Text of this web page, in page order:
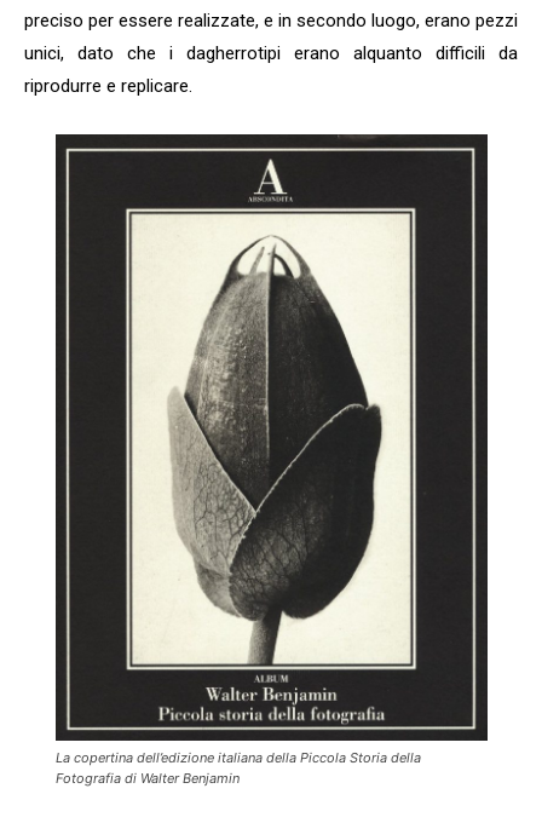
preciso per essere realizzate, e in secondo luogo, erano pezzi
unici, dato che i dagherrotipi erano alquanto difficili da
riprodurre e replicare.
La copertina dell’edizione italiana della Piccola Storia della
Fotografia di Walter Benjamin